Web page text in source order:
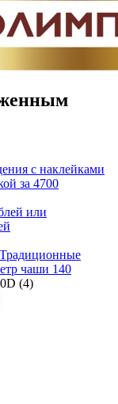
с наклейками
за 4700
или
Традиционные
чаши 140
(4)